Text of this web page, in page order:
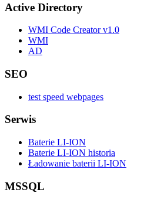
Active Directory
WMI Code Creator v1.0
WMI
AD
SEO
test speed webpages
Serwis
Baterie LI-ION
Baterie LI-ION historia
Ładowanie baterii LI-ION
MSSQL